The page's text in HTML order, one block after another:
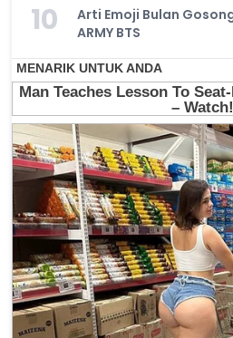
10
Arti Emoji Bulan
ARMY BTS